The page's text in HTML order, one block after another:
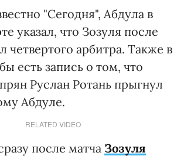
"Сегодня", Абдула в
указал, что Зозуля после
четвертого арбитра. Также в
есть запись о том, что
Руслан Ротань прыгнул
Абдуле.
RELATED VIDEO
после матча Зозуля